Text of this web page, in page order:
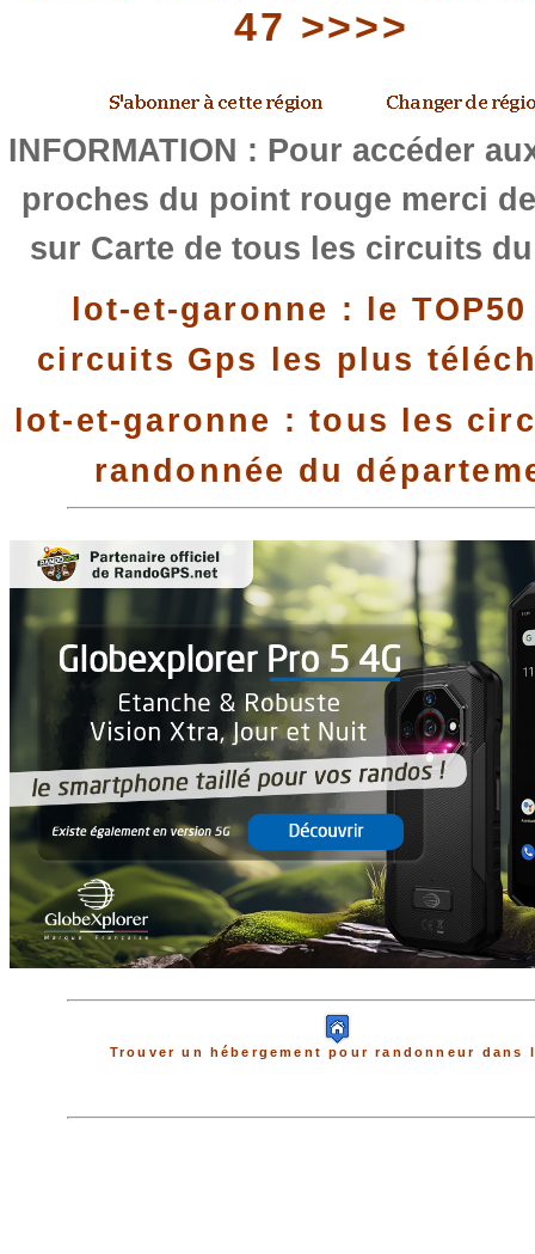
47 >>>>
INFORMATION : Pour accéder
proches du point rouge merci
sur Carte de tous les circuits du
lot-et-garonne : le
circuits Gps les plus
lot-et-garonne : tous les
randonnée du
Trouver un hébergement pour randonneur dans